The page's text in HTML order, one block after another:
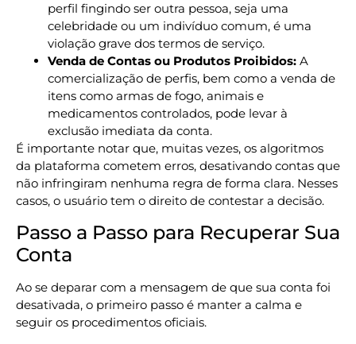
perfil fingindo ser outra pessoa, seja uma
celebridade ou um indivíduo comum, é uma
violação grave dos termos de serviço.
Venda de Contas ou Produtos Proibidos: A
comercialização de perfis, bem como a venda de
itens como armas de fogo, animais e
medicamentos controlados, pode levar à
exclusão imediata da conta.
É importante notar que, muitas vezes, os algoritmos
da plataforma cometem erros, desativando contas que
não infringiram nenhuma regra de forma clara. Nesses
casos, o usuário tem o direito de contestar a decisão.
Passo a Passo para Recuperar Sua
Conta
Ao se deparar com a mensagem de que sua conta foi
desativada, o primeiro passo é manter a calma e
seguir os procedimentos oficiais.